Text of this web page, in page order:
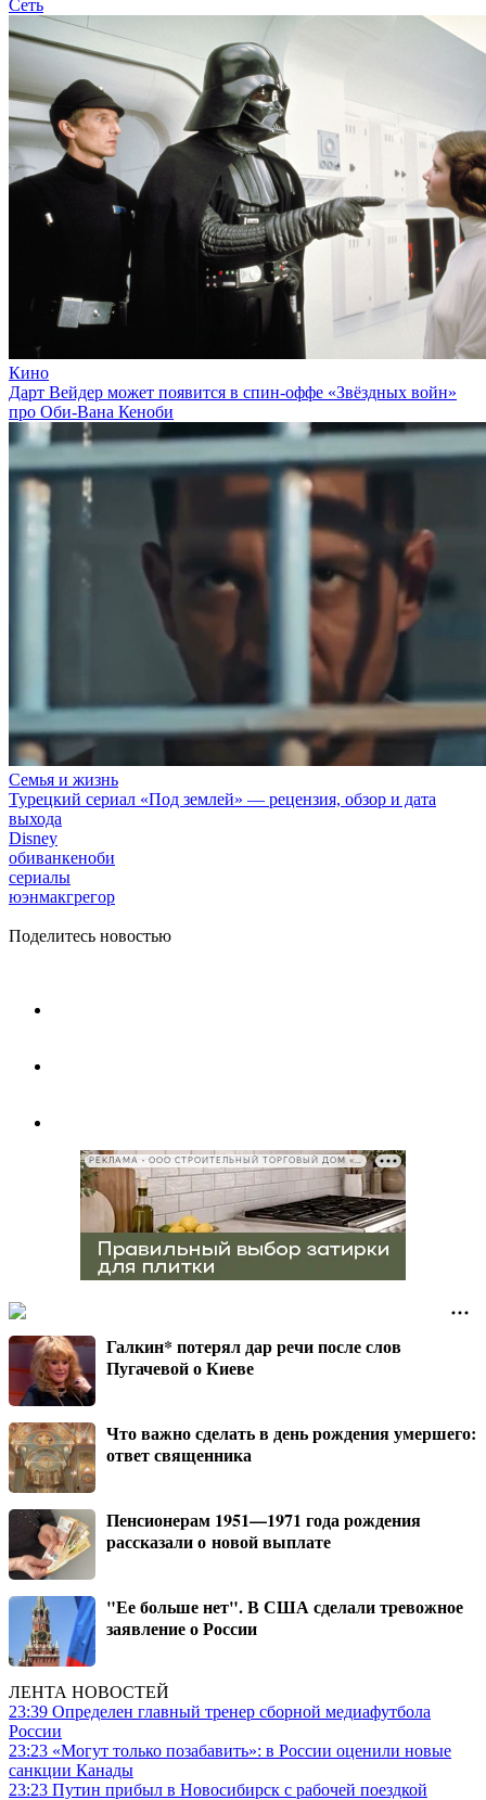
Сеть
Кино
Дарт Вейдер может появится в спин-оффе «Звёздных войн»
про Оби-Вана Кеноби
Семья и жизнь
Турецкий сериал «Под землей» — рецензия, обзор и дата
выхода
Disney
обиванкеноби
сериалы
юэнмакгрегор
Поделитесь новостью
РЕКЛАМА • ООО СТРОИТЕЛЬНЫЙ ТОРГОВЫЙ ДОМ «ПЕТРОВИЧ», ИНН 7802348846
Галкин* потерял дар речи после слов
Пугачевой о Киеве
Что важно сделать в день рождения умершего:
ответ священника
Пенсионерам 1951—1971 года рождения
рассказали о новой выплате
"Ее больше нет". В США сделали тревожное
заявление о России
ЛЕНТА НОВОСТЕЙ
23:39 Определен главный тренер сборной медиафутбола
России
23:23 «Могут только позабавить»: в России оценили новые
санкции Канады
23:23 Путин прибыл в Новосибирск с рабочей поездкой